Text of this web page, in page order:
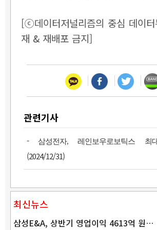
[ⓒ데이터저널리즘의 중심 데이
재 & 재배포 금지]
관련기사
-삼성전자, 레인보우로보틱스 최대
(2024/12/31)
최신뉴스
삼성E&A, 상반기 영업이익 4613억 원…